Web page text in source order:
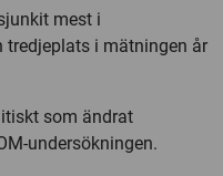
mest i
tredjeplats i mätningen år
som ändrat
undersökningen.